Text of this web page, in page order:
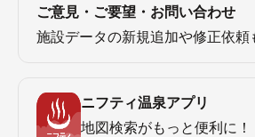
ご意見・ご要望・お問い合わせ
施設データの新規追加や修正依頼
ニフティ温泉アプリ
地図検索がもっと便利に！